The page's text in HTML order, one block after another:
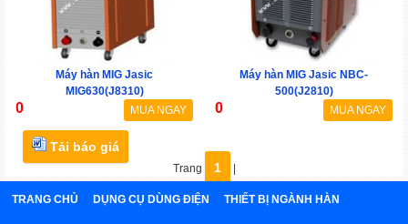
Máy hàn MIG Jasic
MIG630(J8310)
0 MUA NGAY
Máy hàn MIG Jasic NBC-
500(J2810)
0 MUA NGAY
Tải báo giá
Trang 1
TRANG CHỦ DỤNG CỤ DÙNG ĐIỆN THIẾT BỊ NGÀNH HÀN